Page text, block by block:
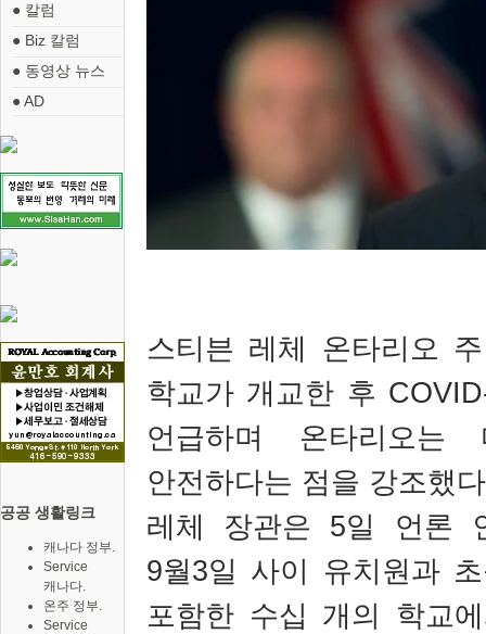
● 칼럼
● Biz 칼럼
● 동영상 뉴스
● AD
공공 생활링크
캐나다 정부.
Service
캐나다.
온주 정부.
Service
스티븐 레체 온타리오
학교가 개교한 후
언급하며 온타리오
안전하다는 점을 강조했다
레체 장관은 5일 언론
9월3일 사이 유치원과
포함한 수십 개의 학교